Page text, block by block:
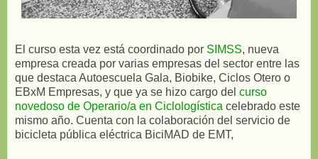
El curso esta vez está coordinado por SIMSS, nueva
empresa creada por varias empresas del sector entre las
que destaca Autoescuela Gala, Biobike, Ciclos Otero o
EBxM Empresas, y que ya se hizo cargo del curso
novedoso de Operario/a en Ciclologística celebrado este
mismo año. Cuenta con la colaboración del servicio de
bicicleta pública eléctrica BiciMAD de EMT,